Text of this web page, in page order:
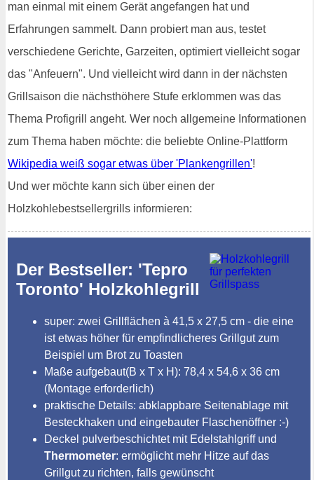
man einmal mit einem Gerät angefangen hat und
Erfahrungen sammelt. Dann probiert man aus, testet
verschiedene Gerichte, Garzeiten, optimiert vielleicht sogar
das "Anfeuern". Und vielleicht wird dann in der nächsten
Grillsaison die nächsthöhere Stufe erklommen was das
Thema Profigrill angeht. Wer noch allgemeine Informationen
zum Thema haben möchte: die beliebte Online-Plattform
Wikipedia weiß sogar etwas über 'Plankengrillen'!
Und wer möchte kann sich über einen der
Holzkohlebestsellergrills informieren:
Der Bestseller: 'Tepro
Toronto' Holzkohlegrill
super: zwei Grillflächen à 41,5 x 27,5 cm - die eine
ist etwas höher für empfindlicheres Grillgut zum
Beispiel um Brot zu Toasten
Maße aufgebaut(B x T x H): 78,4 x 54,6 x 36 cm
(Montage erforderlich)
praktische Details: abklappbare Seitenablage mit
Besteckhaken und eingebauter Flaschenöffner :-)
Deckel pulverbeschichtet mit Edelstahlgriff und
Thermometer: ermöglicht mehr Hitze auf das
Grillgut zu richten, falls gewünscht